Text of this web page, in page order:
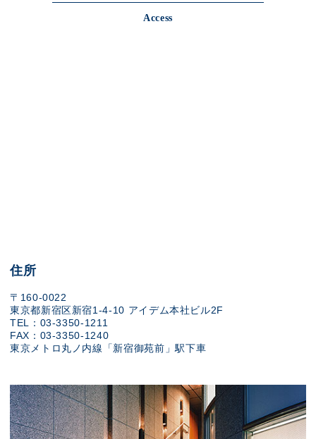
Access
住所
〒160-0022
東京都新宿区新宿1-4-10 アイデム本社ビル2F
TEL：03-3350-1211
FAX：03-3350-1240
東京メトロ丸ノ内線「新宿御苑前」駅下車